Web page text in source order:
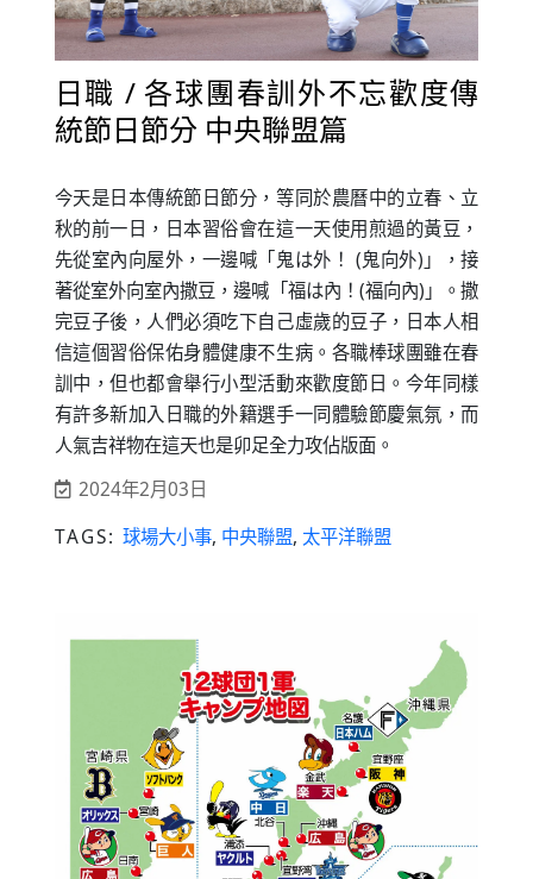
日職 / 各球團春訓外不忘歡度傳
統節日節分 中央聯盟篇
今天是日本傳統節日節分，等同於農曆中的立春、立
秋的前一日，日本習俗會在這一天使用煎過的黃豆，
先從室內向屋外，一邊喊「鬼は外！ (鬼向外)」，接
著從室外向室內撒豆，邊喊「福は內！(福向內)」。撒
完豆子後，人們必須吃下自己虛歲的豆子，日本人相
信這個習俗保佑身體健康不生病。各職棒球團雖在春
訓中，但也都會舉行小型活動來歡度節日。今年同樣
有許多新加入日職的外籍選手一同體驗節慶氣氛，而
人氣吉祥物在這天也是卯足全力攻佔版面。
2024年2月03日
TAGS: 球場大小事, 中央聯盟, 太平洋聯盟